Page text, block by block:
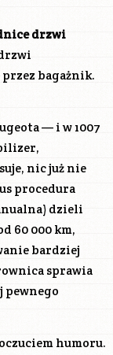
drzwi
bagażnik.
— i w 1007
nic już nie
procedura
dzieli
60 000 km,
bardziej
sprawia
pewnego
humoru.